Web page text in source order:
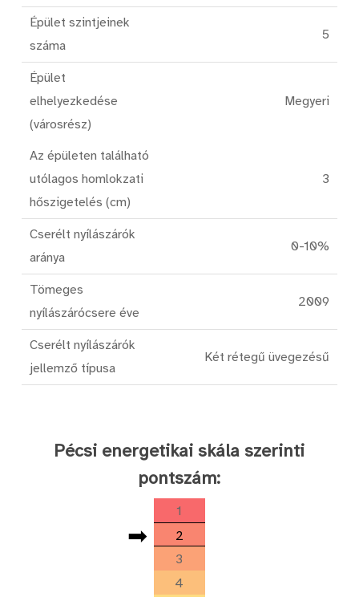
Épület szintjeinek
száma
5
Épület
elhelyezkedése
(városrész)
Megyeri
Az épületen található
utólagos homlokzati
hőszigetelés (cm)
3
Cserélt nyílászárók
aránya
0-10%
Tömeges
nyílászárócsere éve
2009
Cserélt nyílászárók
jellemző típusa
Két rétegű üvegezésű
Pécsi energetikai skála szerinti
pontszám:
1
➡
2
3
4